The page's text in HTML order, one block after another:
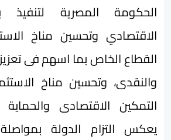
الحكومة المصرية لتنفيذ
الاقتصادي وتحسين مناخ
القطاع الخاص بما اسهم فى تعزيز
والنقدى، وتحسين مناخ
التمكين الاقتصادى والحماية
يعكس التزام الدولة